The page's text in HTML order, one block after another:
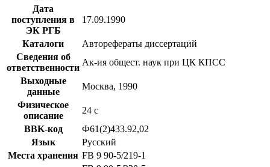
Дата
поступления в
ЭК РГБ
17.09.1990
Каталоги
Авторефераты диссертаций
Сведения об
ответственности
Ак-ия общест. наук при ЦК КПСС
Выходные
данные
Москва, 1990
Физическое
описание
24 с
BBK-код
Ф61(2)433.92,02
Язык
Русский
Места хранения FB 9 90-5/219-1